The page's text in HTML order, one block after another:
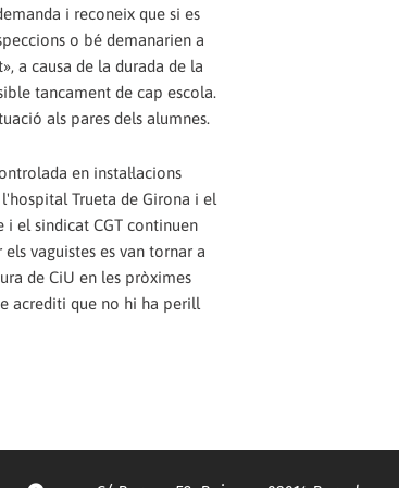
i reconeix que si es
o bé demanarien a
a causa de la durada de la
tancament de cap escola.
als pares dels alumnes.
en instal·lacions
Trueta de Girona i el
i el sindicat CGT continuen
vaguistes es van tornar a
de CiU en les pròximes
acrediti que no hi ha perill